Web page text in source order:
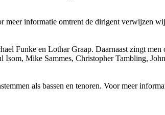
meer informatie omtrent de dirigent verwijzen
Funke en Lothar Graap. Daarnaast zingt men
Mike Sammes, Christopher Tambling,
als bassen en tenoren. Voor meer